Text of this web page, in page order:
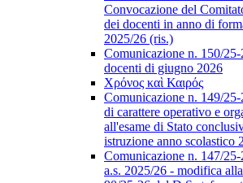
Convocazione del
dei docenti in anno di
2025/26 (ris.)
Comunicazione n. 150/
docenti di giugno 2026
Χρόνος καὶ Καιρός
Comunicazione n. 149/
di carattere operativo e
all'esame di Stato
istruzione anno scolastico
Comunicazione n. 147/
a.s. 2025/26 - modifica